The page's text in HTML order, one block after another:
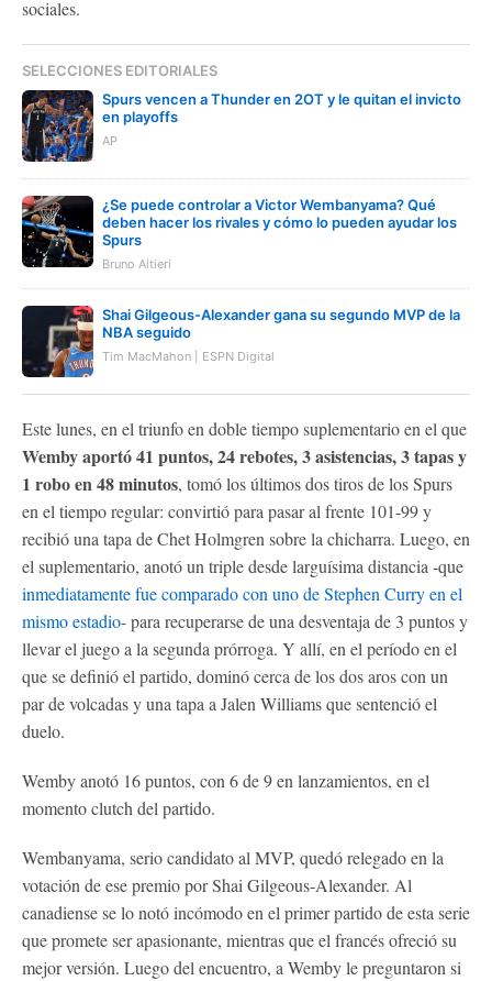
sociales.
SELECCIONES EDITORIALES
Spurs vencen a Thunder en 2OT y le quitan el invicto
en playoffs
AP
¿Se puede controlar a Victor Wembanyama? Qué
deben hacer los rivales y cómo lo pueden ayudar los
Spurs
Bruno Altieri
Shai Gilgeous-Alexander gana su segundo MVP de la
NBA seguido
Tim MacMahon | ESPN Digital
Este lunes, en el triunfo en doble tiempo suplementario en el que
Wemby aportó 41 puntos, 24 rebotes, 3 asistencias, 3 tapas y
1 robo en 48 minutos, tomó los últimos dos tiros de los Spurs
en el tiempo regular: convirtió para pasar al frente 101-99 y
recibió una tapa de Chet Holmgren sobre la chicharra. Luego, en
el suplementario, anotó un triple desde larguísima distancia -que
inmediatamente fue comparado con uno de Stephen Curry en el
mismo estadio- para recuperarse de una desventaja de 3 puntos y
llevar el juego a la segunda prórroga. Y allí, en el período en el
que se definió el partido, dominó cerca de los dos aros con un
par de volcadas y una tapa a Jalen Williams que sentenció el
duelo.
Wemby anotó 16 puntos, con 6 de 9 en lanzamientos, en el
momento clutch del partido.
Wembanyama, serio candidato al MVP, quedó relegado en la
votación de ese premio por Shai Gilgeous-Alexander. Al
canadiense se lo notó incómodo en el primer partido de esta serie
que promete ser apasionante, mientras que el francés ofreció su
mejor versión. Luego del encuentro, a Wemby le preguntaron si